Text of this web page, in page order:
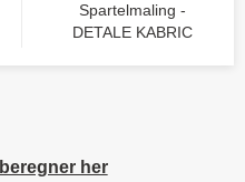
Spartelmaling -
DETALE KABRIC
her